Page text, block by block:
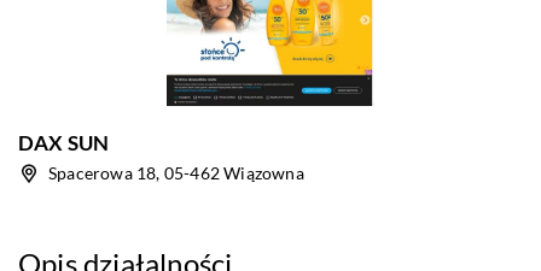
DAX SUN
Spacerowa 18, 05-462 Wiązowna
Opis działalności